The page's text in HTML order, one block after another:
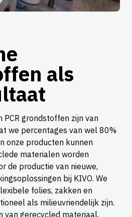
als
PCR grondstoffen zijn van
we percentages van wel 80%
onze producten kunnen
materialen worden
de productie van nieuwe,
bij KIVO. We
folies, zakken en
als milieuvriendelijk zijn.
van gerecycled materiaal,